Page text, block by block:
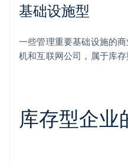
基础设施型
一些管理重要基础设施的
机和互联网公司，属于库存
库存型企业